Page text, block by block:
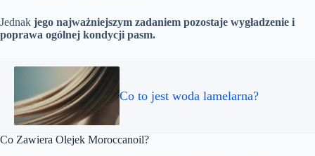
Jednak jego najważniejszym zadaniem pozostaje wygładzenie i
poprawa ogólnej kondycji pasm.
Co to jest woda lamelarna?
Co Zawiera Olejek Moroccanoil?